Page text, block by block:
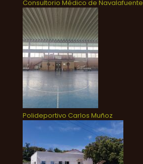
Consultorio Médico de Navalafuente
Polideportivo Carlos Muñoz